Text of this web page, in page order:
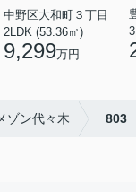
中野区大和町３丁目
2LDK (53.36㎡)
9,299万円
ゾン代々木 803